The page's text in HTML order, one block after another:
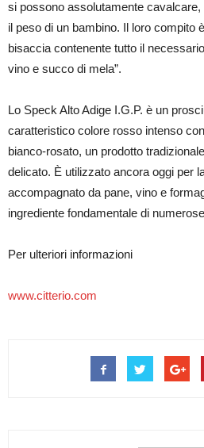
si possono assolutamente
il peso di un bambino. Il loro compito
bisaccia contenente tutto il
vino e succo di mela”.
Lo Speck Alto Adige I.G.P. è un
caratteristico colore rosso intenso
bianco-rosato, un prodotto
delicato. È utilizzato ancora oggi per
accompagnato da pane, vino e
ingrediente fondamentale di
Per ulteriori informazioni
www.citterio.com